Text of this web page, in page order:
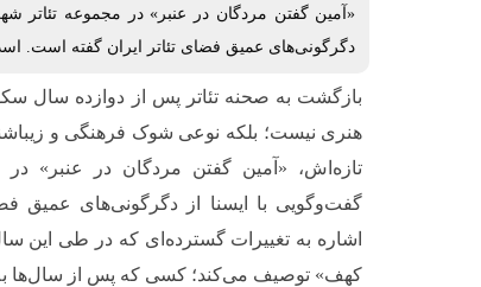
«آمین گفتن مردگان در عنبر» در مجموعه تئاتر
دگرگونی‌های عمیق فضای تئاتر ایران گفته است.
بازگشت به صحنه تئاتر پس از دوازده سال
هنری نیست؛ بلکه نوعی شوک فرهنگی و
تازه‌اش، «آمین گفتن مردگان در عنبر»
گفت‌وگویی با ایسنا از دگرگونی‌های عمیق
اشاره به تغییرات گسترده‌ای که در طی این
کهف» توصیف می‌کند؛ کسی که پس از سال‌ها به